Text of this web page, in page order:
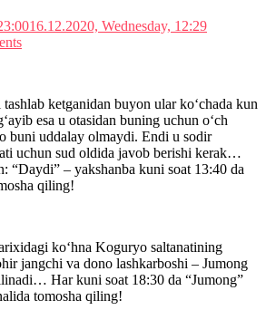
16.12.2020, Wednesday, 12:29
ketganidan buyon ular ko‘chada kun
esa u otasidan buning uchun o‘ch
buni uddalay olmaydi. Endi u sodir
uchun sud oldida javob berishi kerak…
“Daydi” – yakshanba kuni soat 13:40 da
qiling!
ko‘hna Koguryo saltanatining
jangchi va dono lashkarboshi – Jumong
Har kuni soat 18:30 da “Jumong”
tomosha qiling!